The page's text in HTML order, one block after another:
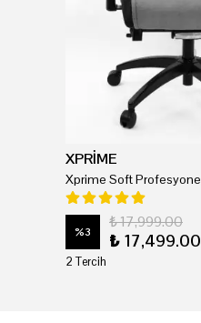
XPRİME
%3
₺ 17,999.00
₺ 17,499.00
2 Tercih